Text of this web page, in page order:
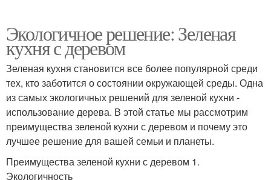
Экологичное решение: Зеленая
кухня с деревом
Зеленая кухня становится все более популярной среди
тех, кто заботится о состоянии окружающей среды. Одна
из самых экологичных решений для зеленой кухни -
использование дерева. В этой статье мы рассмотрим
преимущества зеленой кухни с деревом и почему это
лучшее решение для вашей семьи и планеты.
Преимущества зеленой кухни с деревом 1.
Экологичность